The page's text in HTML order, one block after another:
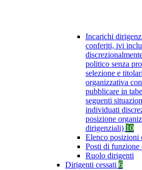
Incarichi
conferiti, ivi
politico senza
selezione e
organizzativa
pubblicare in
seguenti
individuati
posizione
dirigenziali) 10
Elenco posizioni
Posti di
Ruolo dirigenti
Dirigenti cessati 6